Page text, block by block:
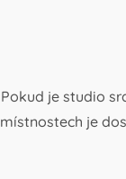
Pokud je studio
místnostech je